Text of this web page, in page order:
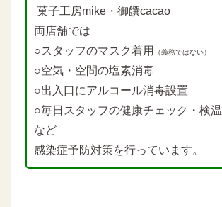
菓子工房mike・御饌cacao
両店舗では
○スタッフのマスク着用
（義務ではない）
○空気・空間の塩素消毒
○出入口にアルコール消毒設置
○毎日スタッフの健康チェック・検温
など
感染症予防対策を行っています。